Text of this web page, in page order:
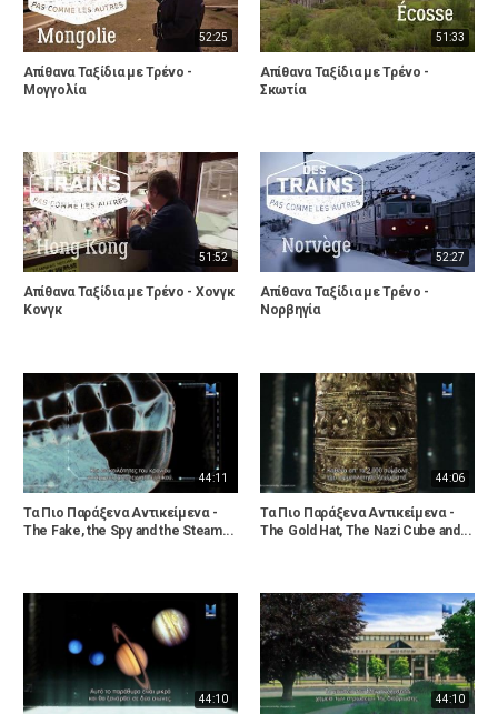
52:25
Απίθανα Ταξίδια με Τρένο -
Μογγολία
51:33
Απίθανα Ταξίδια με Τρένο -
Σκωτία
51:52
Απίθανα Ταξίδια με Τρένο - Χονγκ
Κονγκ
52:27
Απίθανα Ταξίδια με Τρένο -
Νορβηγία
44:11
Τα Πιο Παράξενα Αντικείμενα -
The Fake, the Spy and the Steam...
44:06
Τα Πιο Παράξενα Αντικείμενα -
The Gold Hat, The Nazi Cube and...
44:10 44:10